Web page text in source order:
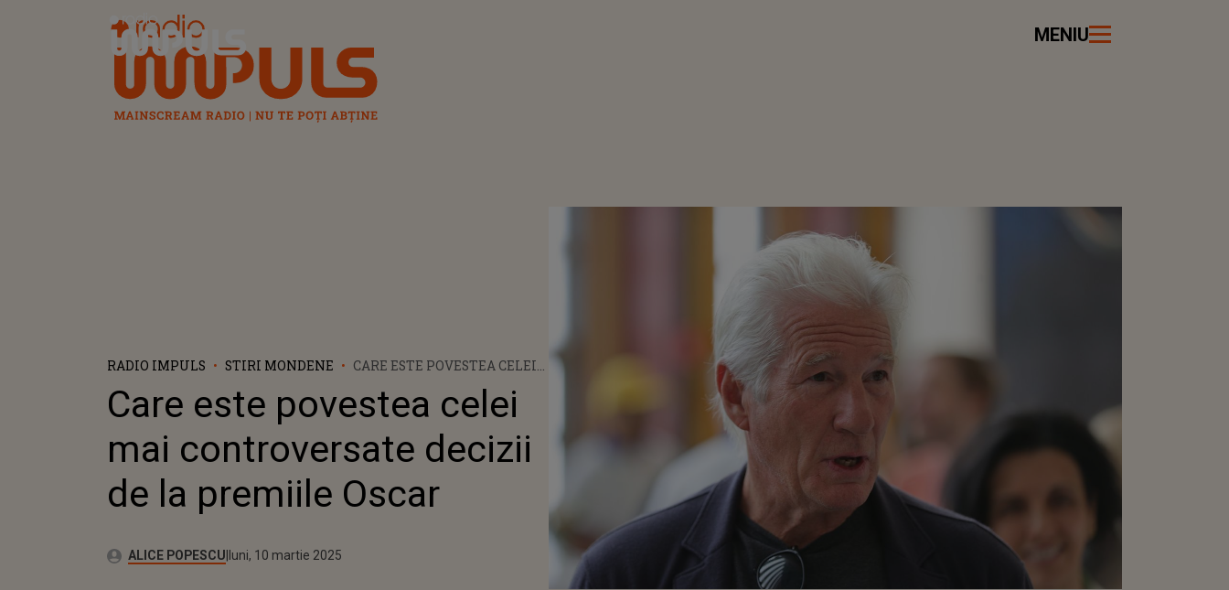
Radio Impuls MENIU
RADIO IMPULS STIRI MONDENE
CARE ESTE POVESTEA CELEI
DECIZII DE LA PREMIILE
OSCAR
Care este povestea celei
mai controversate decizii
de la premiile Oscar
Autor:ALICE POPESCUPublicat:
duminică, 10 martie 2024
Actualizat:
luni, 10 martie 2025